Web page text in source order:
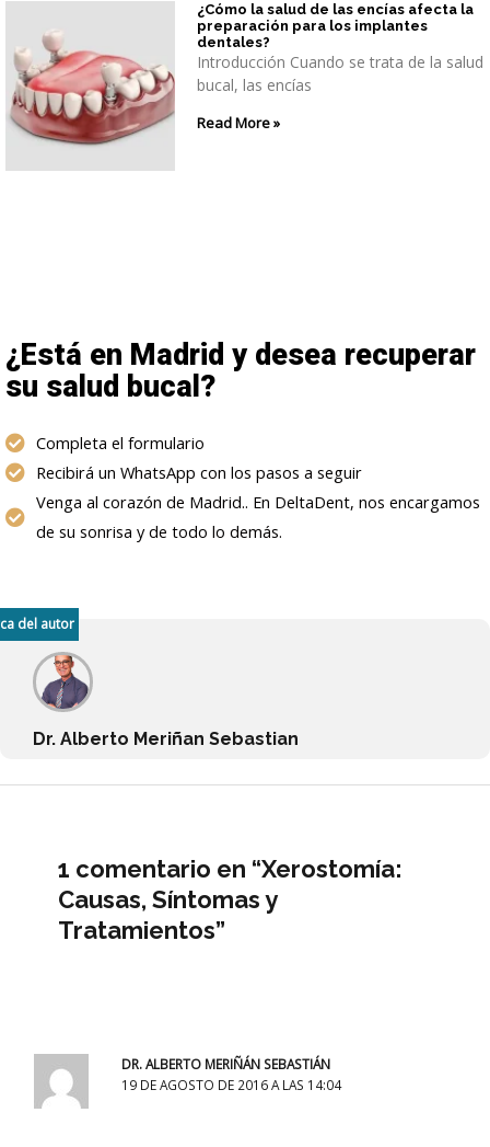
¿Cómo la salud de las encías afecta la
preparación para los implantes
dentales?
Introducción Cuando se trata de la salud
bucal, las encías
Read More »
¿Está en Madrid y desea recuperar
su salud bucal?
Completa el formulario
Recibirá un WhatsApp con los pasos a seguir
Venga al corazón de Madrid.. En DeltaDent, nos encargamos
de su sonrisa y de todo lo demás.
del autor
Dr. Alberto Meriñan Sebastian
1 comentario en “Xerostomía:
Causas, Síntomas y
Tratamientos”
DR. ALBERTO MERIÑÁN SEBASTIÁN
19 DE AGOSTO DE 2016 A LAS 14:04